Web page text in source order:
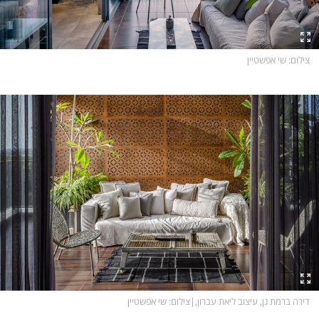
צילום: שי אפשטיין
דירה ברמת גן, עיצוב ליאת עברון, |צילום: שי אפשטיין